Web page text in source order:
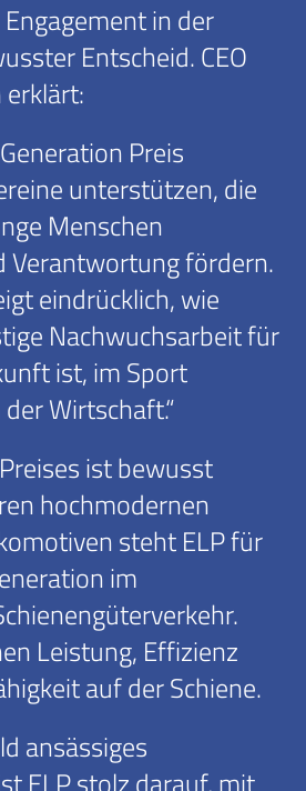
in der
Entscheid. CEO
erklärt:
Preis
unterstützen, die
Menschen
Verantwortung fördern.
eindrücklich, wie
Nachwuchsarbeit für
ist, im Sport
Wirtschaft.“
ist bewusst
hochmodernen
steht ELP für
im
Leistung, Effizienz
auf der Schiene.
ansässiges
ELP stolz darauf, mit